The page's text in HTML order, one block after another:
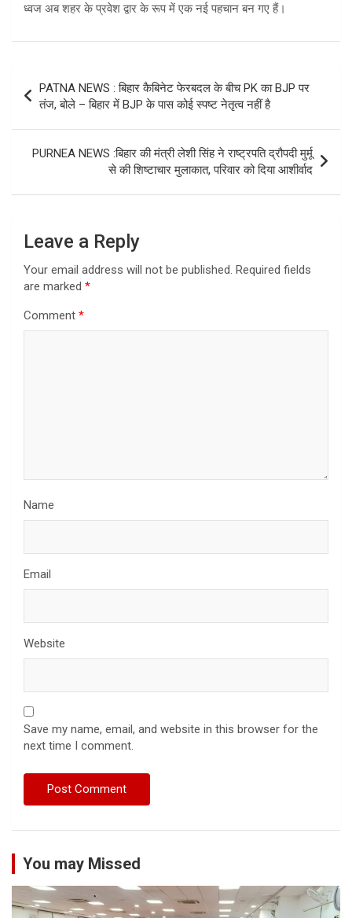
ध्वज अब शहर के प्रवेश द्वार के रूप में एक नई पहचान बन गए हैं।
navigation
PATNA NEWS : बिहार कैबिनेट फेरबदल के बीच PK का BJP पर
तंज, बोले – बिहार में BJP के पास कोई स्पष्ट नेतृत्व नहीं है
PURNEA NEWS :बिहार की मंत्री लेशी सिंह ने राष्ट्रपति द्रौपदी मुर्मू
से की शिष्टाचार मुलाकात, परिवार को दिया आशीर्वाद
Leave a Reply
Your email address will not be published. Required fields
are marked *
Comment *
Name
Email
Website
Save my name, email, and website in this browser for the
next time I comment.
You may Missed